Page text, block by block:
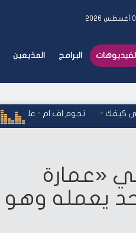
الفيديوهات البرامج المذيعين
-
- نجوم اف ام - على كيفك
«عمارة
يعمله وهو